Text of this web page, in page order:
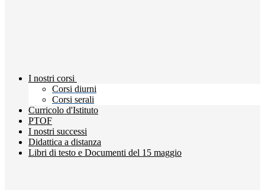
I nostri corsi
Corsi diurni
Corsi serali
Curricolo d'Istituto
PTOF
I nostri successi
Didattica a distanza
Libri di testo e Documenti del 15 maggio